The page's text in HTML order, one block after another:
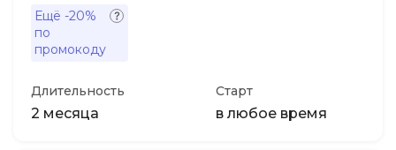
Ещё -20%
по
промокоду
Длительность
2 месяца
Старт
в любое время